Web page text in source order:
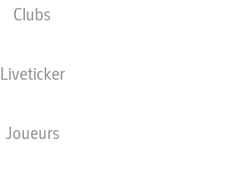
Clubs
Liveticker
Joueurs